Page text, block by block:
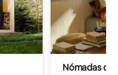
Nómadas